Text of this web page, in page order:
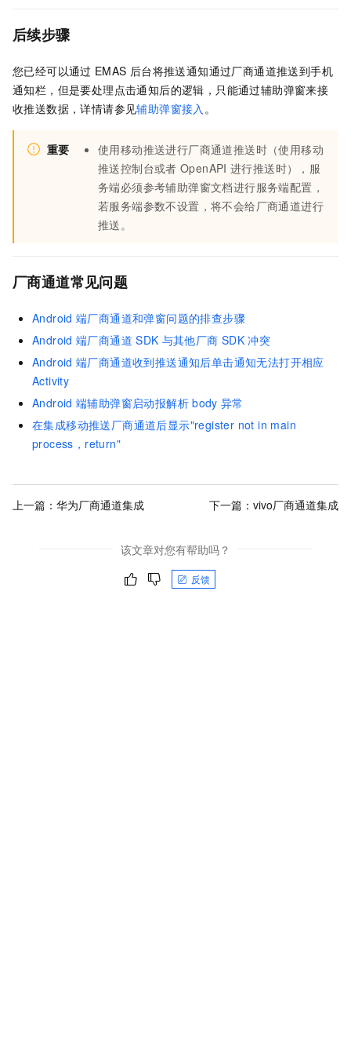
后续步骤
您已经可以通过 EMAS 后台将推送通知通过厂商通道推送到手机
通知栏，但是要处理点击通知后的逻辑，只能通过辅助弹窗来接
收推送数据，详情请参见辅助弹窗接入 。
重要
使用移动推送进行厂商通道推送时（使用移动
推送控制台或者 OpenAPI 进行推送时），服
务端必须参考辅助弹窗文档进行服务端配置，
若服务端参数不设置，将不会给厂商通道进行
推送。
厂商通道常见问题
Android 端厂商通道和弹窗问题的排查步骤
Android 端厂商通道 SDK 与其他厂商 SDK 冲突
Android 端厂商通道收到推送通知后单击通知无法打开相应
Activity
Android 端辅助弹窗启动报解析 body 异常
在集成移动推送厂商通道后显示"register not in main
process，return"
上一篇： 华为厂商通道集成 下一篇： vivo厂商通道集成
该文章对您有帮助吗？
反馈